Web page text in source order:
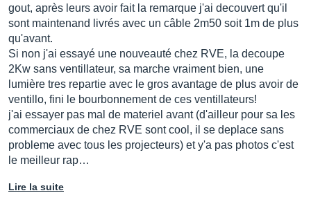
gout, après leurs avoir fait la remarque j'ai decouvert qu'il
sont maintenand livrés avec un câble 2m50 soit 1m de plus
qu'avant.
Si non j'ai essayé une nouveauté chez RVE, la decoupe
2Kw sans ventillateur, sa marche vraiment bien, une
lumière tres repartie avec le gros avantage de plus avoir de
ventillo, fini le bourbonnement de ces ventillateurs!
j'ai essayer pas mal de materiel avant (d'ailleur pour sa les
commerciaux de chez RVE sont cool, il se deplace sans
probleme avec tous les projecteurs) et y'a pas photos c'est
le meilleur rap…
Lire la suite